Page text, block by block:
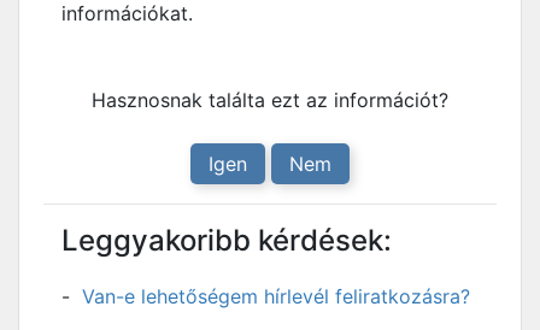
információkat.
Hasznosnak találta ezt az információt?
Igen Nem
Leggyakoribb kérdések:
Van-e lehetőségem hírlevél feliratkozásra?